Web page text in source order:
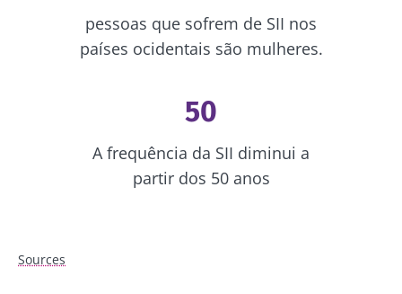
pessoas que sofrem de SII nos
países ocidentais são mulheres.
50
A frequência da SII diminui a
partir dos 50 anos
Sources